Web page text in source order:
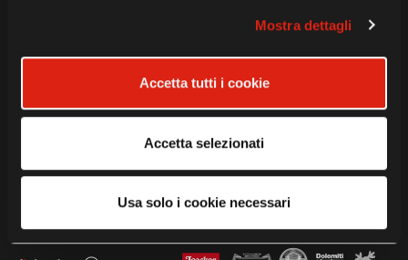
Mostra dettagli
Accetta tutti i cookie
Accetta selezionati
Usa solo i cookie necessari
TIMEKEEPING
PARTNERS